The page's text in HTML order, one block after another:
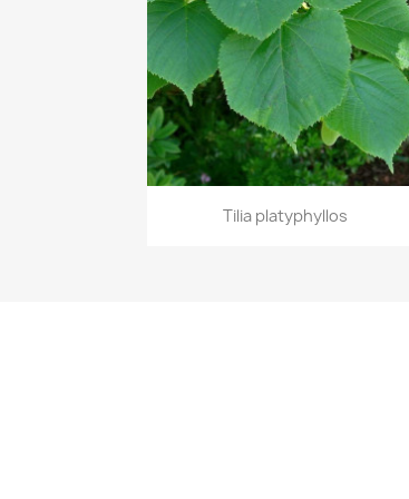
Aperçu rapide
Tilia platyphyllos